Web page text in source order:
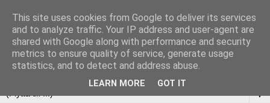
▼
This site uses cookies from Google to deliver its services
and to analyze traffic. Your IP address and user-agent are
shared with Google along with performance and security
metrics to ensure quality of service, generate usage
statistics, and to detect and address abuse.
LEARN MORE GOT IT